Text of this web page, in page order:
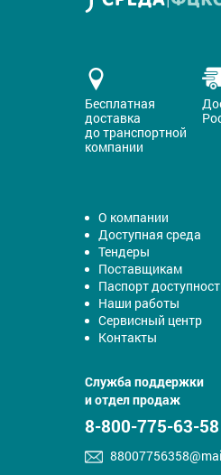
Бесплатная
доставка
до транспортной
компании
О компании
Доступная среда
Тендеры
Поставщикам
Паспорт
Наши работы
Сервисный центр
Контакты
Служба поддержки
и отдел продаж
8-800-775-63-58